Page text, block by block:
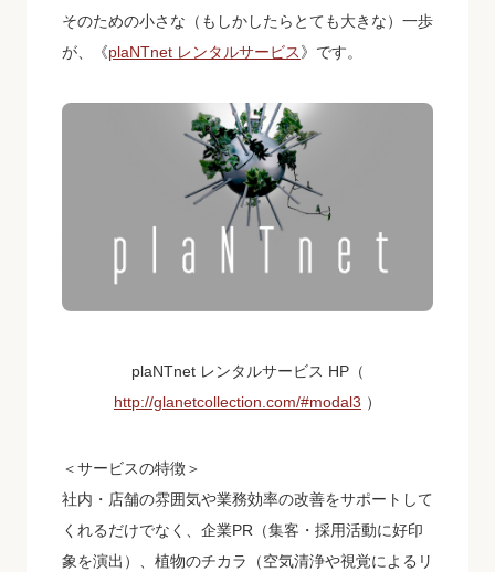
そのための小さな（もしかしたらとても大きな）一歩
が、《plaNTnet レンタルサービス》です。
plaNTnet レンタルサービス HP（
http://glanetcollection.com/#modal3 ）
＜サービスの特徴＞
社内・店舗の雰囲気や業務効率の改善をサポートして
くれるだけでなく、企業PR（集客・採用活動に好印
象を演出）、植物のチカラ（空気清浄や視覚によるリ